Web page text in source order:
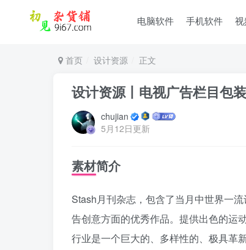
电脑软件 手机软件
首页 设计资源 正文
设计资源丨电视广告栏目包
chujian
5月12日更新
素材简介
Stash月刊杂志，包含了当月中世界一
告创意方面的优秀作品。提供出色的运
行业是一个巨大的、多样性的、极具革